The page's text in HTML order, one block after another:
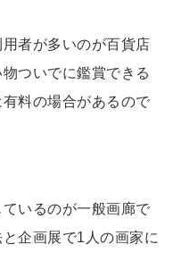
者が多いのが百貨店
ついでに鑑賞できる
料の場合があるので
いるのが一般画廊で
企画展で1人の画家に